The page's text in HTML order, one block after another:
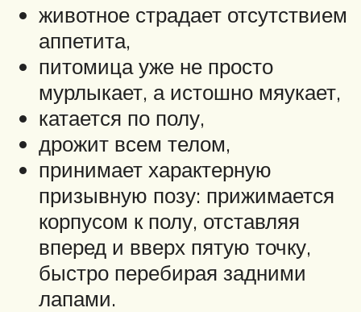
животное страдает отсутствием
аппетита,
питомица уже не просто
мурлыкает, а истошно мяукает,
катается по полу,
дрожит всем телом,
принимает характерную
призывную позу: прижимается
корпусом к полу, отставляя
вперед и вверх пятую точку,
быстро перебирая задними
лапами.